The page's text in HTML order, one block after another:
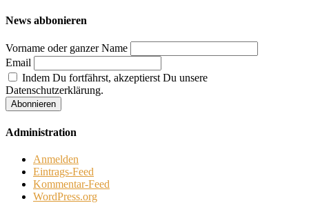
News abbonieren
Vorname oder ganzer Name
Email
Indem Du fortfährst, akzeptierst Du unsere
Datenschutzerklärung.
Administration
Anmelden
Eintrags-Feed
Kommentar-Feed
WordPress.org